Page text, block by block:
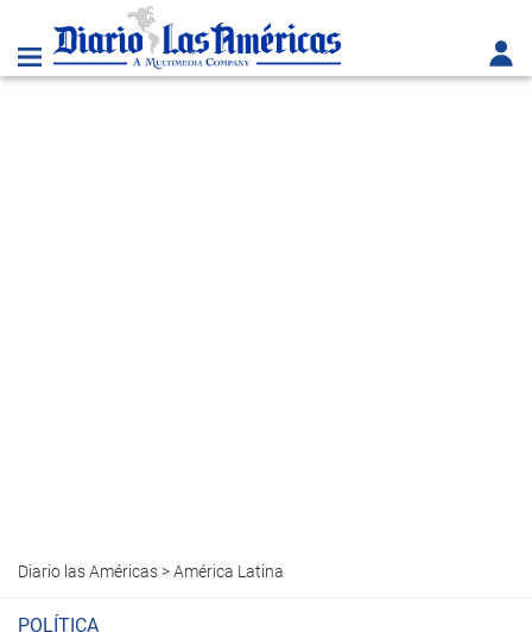
Diario las Américas>América Latina
POLÍTICA